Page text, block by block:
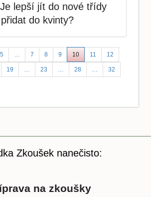
lepší jít do nové třídy
do kvinty?
5 … 7 8 9 10 11 12
19 … 23 … 28 … 32
Zkoušek nanečisto:
na zkoušky